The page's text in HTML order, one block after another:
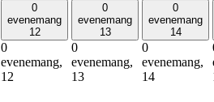
0
evenemang
12
0
evenemang,
12
0
evenemang
13
0
evenemang,
13
0
evenemang
14
0
evenemang,
14